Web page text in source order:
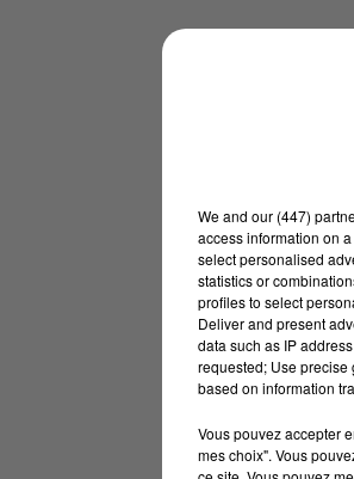
We and our (447)
access information on
select personalised
statistics or
profiles to select
Deliver and present
data such as IP
requested; Use precise
based on information
Vous pouvez accepter
mes choix". Vous